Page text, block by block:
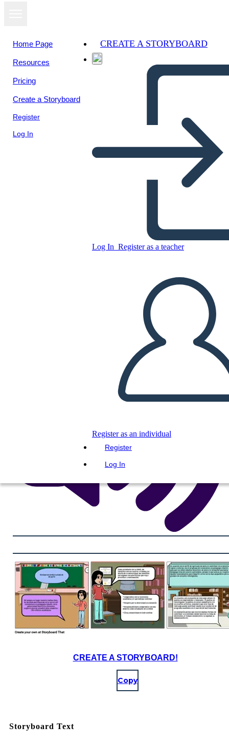
Home Page
Resources
Pricing
Create a Storyboard
Register
Log In
CREATE A STORYBOARD
Log In Register as a teacher
Register as an individual
Register
Log In
CREATE A STORYBOARD
PLAY SLIDESHOW
READ TO ME
View as
slideshow
CREATE A STORYBOARD!
Copy
Storyboard Text